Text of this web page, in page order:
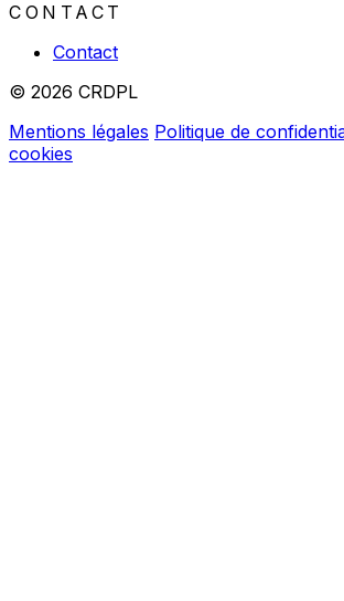
CONTACT
Contact
© 2026 CRDPL
Mentions légales Politique de
cookies